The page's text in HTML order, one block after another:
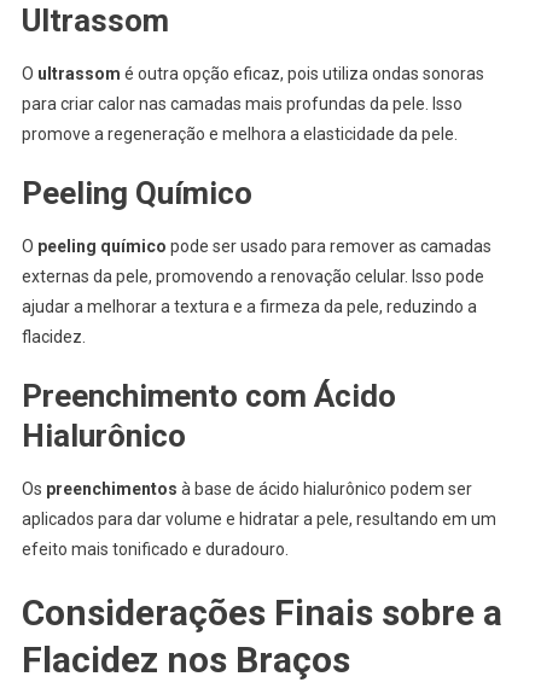
Ultrassom
O ultrassom é outra opção eficaz, pois utiliza ondas sonoras
para criar calor nas camadas mais profundas da pele. Isso
promove a regeneração e melhora a elasticidade da pele.
Peeling Químico
O peeling químico pode ser usado para remover as camadas
externas da pele, promovendo a renovação celular. Isso pode
ajudar a melhorar a textura e a firmeza da pele, reduzindo a
flacidez.
Preenchimento com Ácido
Hialurônico
Os preenchimentos à base de ácido hialurônico podem ser
aplicados para dar volume e hidratar a pele, resultando em um
efeito mais tonificado e duradouro.
Considerações Finais sobre a
Flacidez nos Braços